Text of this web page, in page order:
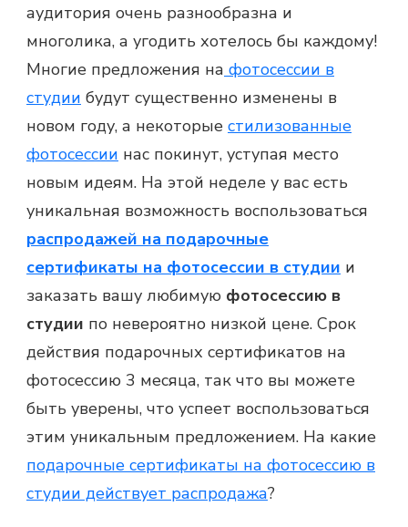
аудитория очень разнообразна и
многолика, а угодить хотелось бы каждому!
Многие предложения на фотосессии в
студии будут существенно изменены в
новом году, а некоторые стилизованные
фотосессии нас покинут, уступая место
новым идеям. На этой неделе у вас есть
уникальная возможность воспользоваться
распродажей на подарочные
сертификаты на фотосессии в студии и
заказать вашу любимую фотосессию в
студии по невероятно низкой цене. Срок
действия подарочных сертификатов на
фотосессию 3 месяца, так что вы можете
быть уверены, что успеет воспользоваться
этим уникальным предложением. На какие
подарочные сертификаты на фотосессию в
студии действует распродажа?